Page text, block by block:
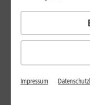
Impressum